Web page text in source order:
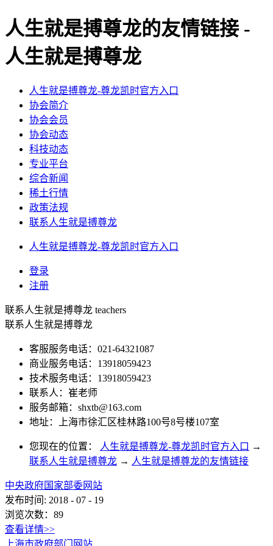
人生就是搏尊龙的友情链接 -
人生就是搏尊龙
人生就是搏尊龙-尊龙凯时官方入口
协会简介
协会会员
协会动态
科技动态
专业平台
综合新闻
稀土行情
政策法规
联系人生就是搏尊龙
人生就是搏尊龙-尊龙凯时官方入口
登录
注册
联系人生就是搏尊龙 teachers
联系人生就是搏尊龙
客服服务电话：021-64321087
商业服务电话：13918059423
技术服务电话：13918059423
联系人：崔老师
服务邮箱： shxtb@163.com
地址：上海市徐汇区桂林路100号8号楼107室
您现在的位置： 人生就是搏尊龙-尊龙凯时官方入口 →
联系人生就是搏尊龙 → 人生就是搏尊龙的友情链接
中央政府国家部委网站
发布时间: 2018 - 07 - 19
浏览次数： 89
查看详情>>
上海市政府部门网站